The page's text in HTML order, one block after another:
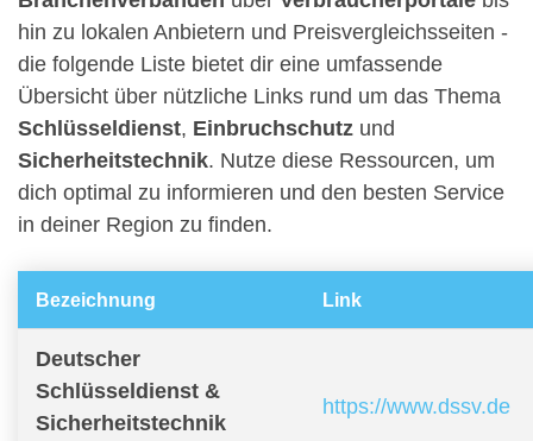
hin zu lokalen Anbietern und Preisvergleichsseiten -
die folgende Liste bietet dir eine umfassende
Übersicht über nützliche Links rund um das Thema
Schlüsseldienst, Einbruchschutz und
Sicherheitstechnik. Nutze diese Ressourcen, um
dich optimal zu informieren und den besten Service
in deiner Region zu finden.
Bezeichnung Link
Deutscher
Schlüsseldienst &
Sicherheitstechnik
https://www.dssv.de